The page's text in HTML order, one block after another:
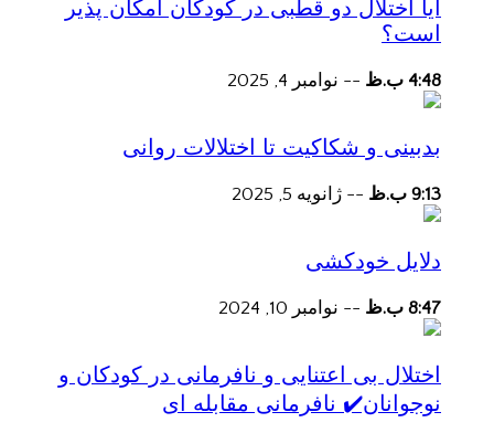
آیا اختلال دو قطبی در کودکان امکان پذیر
است؟
4:48 ب.ظ -- نوامبر 4, 2025
بدبینی و شکاکیت تا اختلالات روانی
9:13 ب.ظ -- ژانویه 5, 2025
دلایل خودکشی
8:47 ب.ظ -- نوامبر 10, 2024
اختلال بی اعتنایی و نافرمانی در کودکان و
نوجوانان✔️ نافرمانی مقابله ای